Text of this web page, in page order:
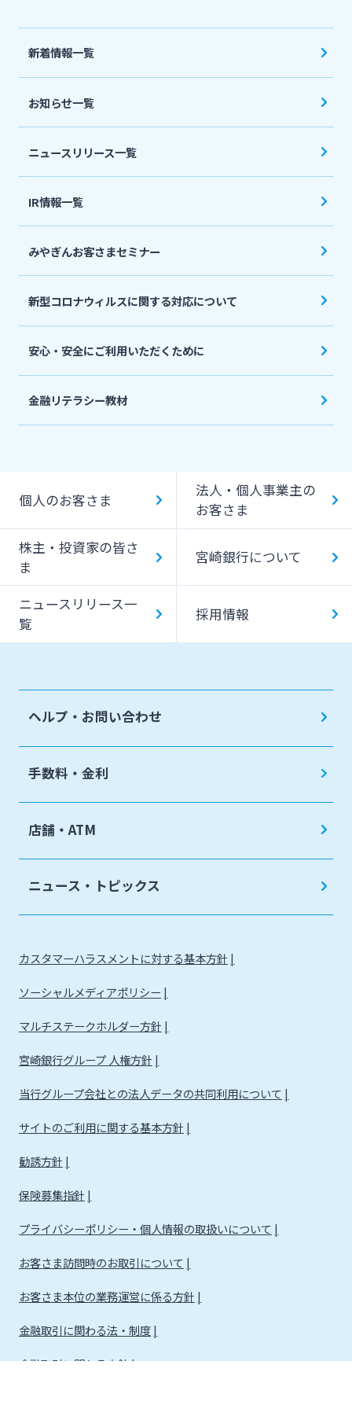
株主・投資家の皆さま
ニュースリリース一覧
採用情報
新着情報一覧
お知らせ一覧
ニュースリリース一覧
IR情報一覧
みやぎんお客さまセミナー
新型コロナウィルスに関する対応について
安心・安全にご利用いただくために
金融リテラシー教材
個人のお客さま
法人・個人事業主の
お客さま
株主・投資家の皆さ
ま
宮崎銀行について
ニュースリリース一
覧
採用情報
ヘルプ・お問い合わせ
手数料・金利
店舗・ATM
ニュース・トピックス
カスタマーハラスメントに対する基本方針
ソーシャルメディアポリシー
マルチステークホルダー方針
宮崎銀行グループ 人権方針
当行グループ会社との法人データの共同利用について
サイトのご利用に関する基本方針
勧誘方針
保険募集指針
プライバシーポリシー・個人情報の取扱いについて
お客さま訪問時のお取引について
お客さま本位の業務運営に係る方針
金融取引に関わる法・制度
金融取引に関わる方針